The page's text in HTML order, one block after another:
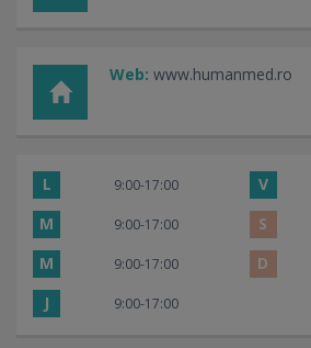
Web: www.humanmed.ro
L 9:00-17:00 V
M 9:00-17:00 S
M 9:00-17:00 D
J 9:00-17:00